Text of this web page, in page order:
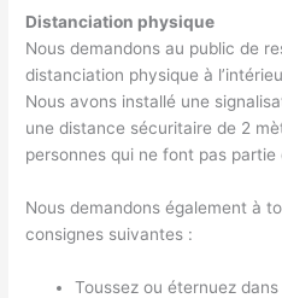
Distanciation physique
Nous demandons au public de
distanciation physique à
Nous avons installé une
une distance sécuritaire de 2
personnes qui ne font pas partie
Nous demandons également à
consignes suivantes :
Toussez ou éternuez